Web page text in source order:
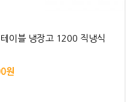
이블 냉장고 1200 직냉식
원